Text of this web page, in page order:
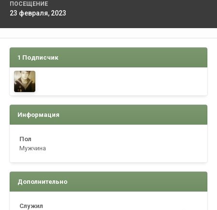
ПОСЕЩЕНИЕ
23 февраля, 2023
1 Подписчик
Информация
Пол
Мужчина
Дополнительно
Служил